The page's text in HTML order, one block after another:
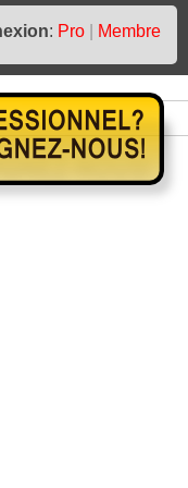
: Pro Membre